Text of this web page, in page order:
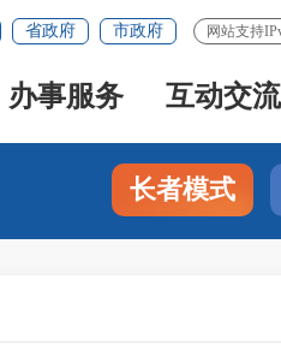
省政府 市政府 网站支持
办事服务 互动交流
长者模式